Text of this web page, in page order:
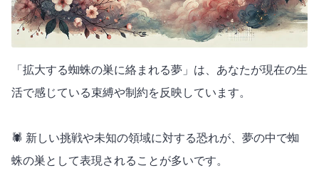
「拡大する蜘蛛の巣に絡まれる夢」は、あなたが現在の生
活で感じている束縛や制約を反映しています。
🕷️ 新しい挑戦や未知の領域に対する恐れが、夢の中で蜘
蛛の巣として表現されることが多いです。